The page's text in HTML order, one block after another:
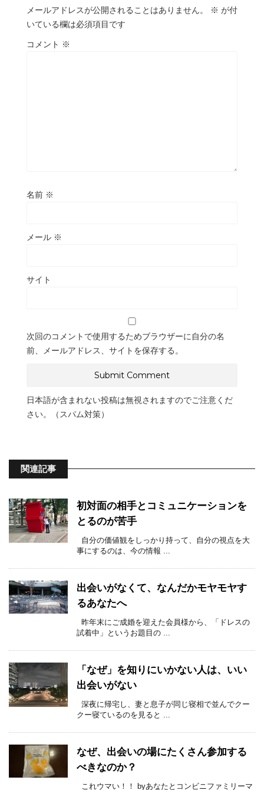
メールアドレスが公開されることはありません。 ※ が付
いている欄は必須項目です
コメント ※
名前 ※
メール ※
サイト
次回のコメントで使用するためブラウザーに自分の名
前、メールアドレス、サイトを保存する。
日本語が含まれない投稿は無視されますのでご注意くだ
さい。（スパム対策）
関連記事
初対面の相手とコミュニケーションを
とるのが苦手
自分の価値観をしっかり持って、自分の視点を大
事にするのは、今の情報 ...
出会いがなくて、なんだかモヤモヤす
るあなたへ
昨年末にご成婚を迎えた会員様から、「ドレスの
試着中」というお題目の ...
「なぜ」を知りにいかない人は、いい
出会いがない
深夜に帰宅し、妻と息子が同じ寝相で並んでクー
クー寝ているのを見ると ...
なぜ、出会いの場にたくさん参加する
べきなのか？
これウマい！！ byあなたとコンビニファミリーマ